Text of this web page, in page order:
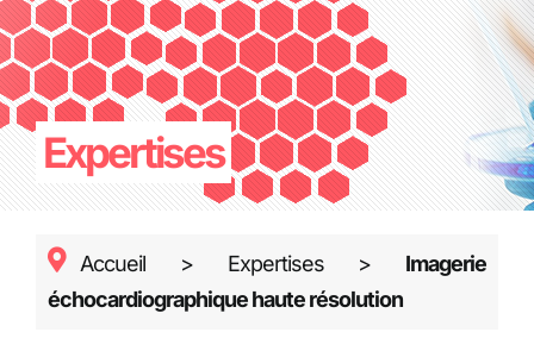
Expertises
Accueil> Expertises> Imagerie
échocardiographique haute résolution